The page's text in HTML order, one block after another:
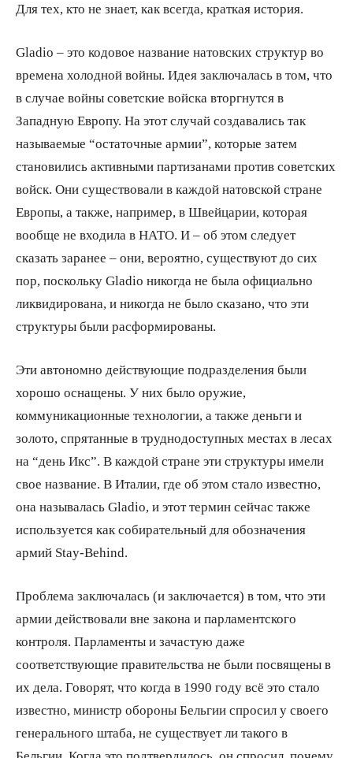
Для тех, кто не знает, как всегда, краткая история.
Gladio – это кодовое название натовских структур во
времена холодной войны. Идея заключалась в том, что
в случае войны советские войска вторгнутся в
Западную Европу. На этот случай создавались так
называемые “остаточные армии”, которые затем
становились активными партизанами против советских
войск. Они существовали в каждой натовской стране
Европы, а также, например, в Швейцарии, которая
вообще не входила в НАТО. И – об этом следует
сказать заранее – они, вероятно, существуют до сих
пор, поскольку Gladio никогда не была официально
ликвидирована, и никогда не было сказано, что эти
структуры были расформированы.
Эти автономно действующие подразделения были
хорошо оснащены. У них было оружие,
коммуникационные технологии, а также деньги и
золото, спрятанные в труднодоступных местах в лесах
на “день Икс”. В каждой стране эти структуры имели
свое название. В Италии, где об этом стало известно,
она называлась Gladio, и этот термин сейчас также
используется как собирательный для обозначения
армий Stay-Behind.
Проблема заключалась (и заключается) в том, что эти
армии действовали вне закона и парламентского
контроля. Парламенты и зачастую даже
соответствующие правительства не были посвящены в
их дела. Говорят, что когда в 1990 году всё это стало
известно, министр обороны Бельгии спросил у своего
генерального штаба, не существует ли такого в
Бельгии. Когда это подтвердилось, он спросил, почему